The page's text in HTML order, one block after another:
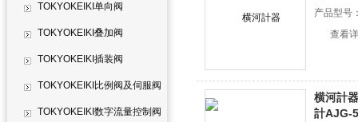
TOKYOKEIKI单向阀
TOKYOKEIKI叠加阀
TOKYOKEIKI插装阀
TOKYOKEIKI比例阀及伺服阀
TOKYOKEIKI数字流量控制阀
产品型号
查看
横河計
計AJG-